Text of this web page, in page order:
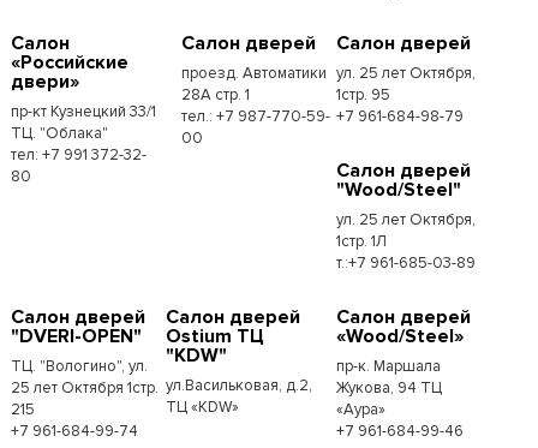
Салон
«Российские
двери»
пр-кт Кузнецкий 33/1
ТЦ. "Облака"
тел: +7 991 372-32-
80
Салон дверей
проезд. Автоматики
28А стр. 1
тел.: +7 987-770-59-
00
Салон дверей
ул. 25 лет Октября,
1стр. 95
+7 961-684-98-79
Салон дверей
"Wood/Steel"
ул. 25 лет Октября,
1стр. 1Л
т.:+7 961-685-03-89
Салон дверей
"DVERI-OPEN"
ТЦ. "Вологино", ул.
25 лет Октября 1стр.
215
+7 961-684-99-74
Салон дверей
Ostium ТЦ
"KDW"
ул.Васильковая, д.2,
ТЦ «KDW»
Салон дверей
«Wood/Steel»
пр-к. Маршала
Жукова, 94 ТЦ
«Аура»
+7 961-684-99-46